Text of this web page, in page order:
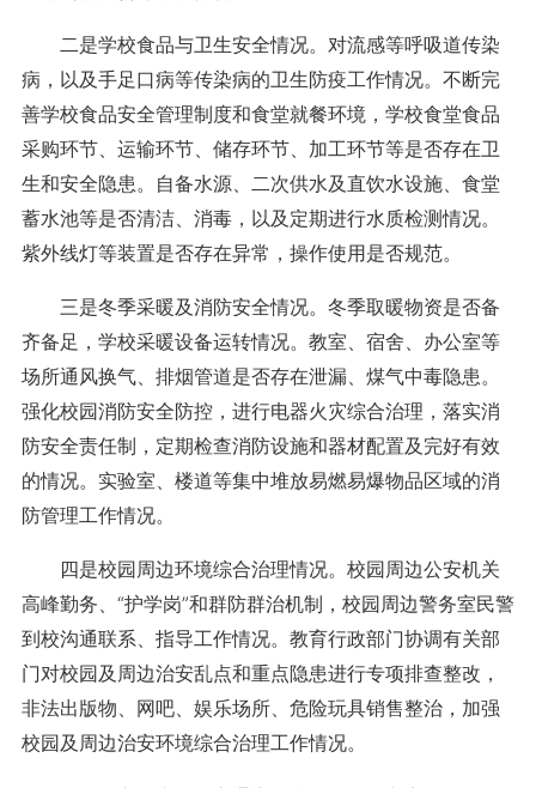
二是学校食品与卫生安全情况。对流感等呼吸道传染
病，以及手足口病等传染病的卫生防疫工作情况。不断完
善学校食品安全管理制度和食堂就餐环境，学校食堂食品
采购环节、运输环节、储存环节、加工环节等是否存在卫
生和安全隐患。自备水源、二次供水及直饮水设施、食堂
蓄水池等是否清洁、消毒，以及定期进行水质检测情况。
紫外线灯等装置是否存在异常，操作使用是否规范。
三是冬季采暖及消防安全情况。冬季取暖物资是否备
齐备足，学校采暖设备运转情况。教室、宿舍、办公室等
场所通风换气、排烟管道是否存在泄漏、煤气中毒隐患。
强化校园消防安全防控，进行电器火灾综合治理，落实消
防安全责任制，定期检查消防设施和器材配置及完好有效
的情况。实验室、楼道等集中堆放易燃易爆物品区域的消
防管理工作情况。
四是校园周边环境综合治理情况。校园周边公安机关
高峰勤务、“护学岗”和群防群治机制，校园周边警务室民警
到校沟通联系、指导工作情况。教育行政部门协调有关部
门对校园及周边治安乱点和重点隐患进行专项排查整改，
非法出版物、网吧、娱乐场所、危险玩具销售整治，加强
校园及周边治安环境综合治理工作情况。